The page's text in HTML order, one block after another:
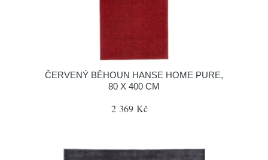
ČERVENÝ BĚHOUN HANSE HOME PURE,
80 X 400 CM
2 369 Kč